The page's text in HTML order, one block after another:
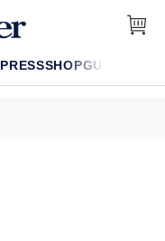
PRESSSHOPGUIDE